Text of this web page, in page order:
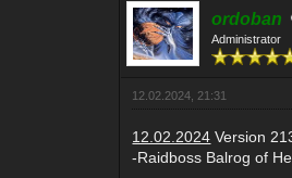
ordoban
Administrator
12.02.2024, 21:31
12.02.2024 Version
-Raidboss Balrog of